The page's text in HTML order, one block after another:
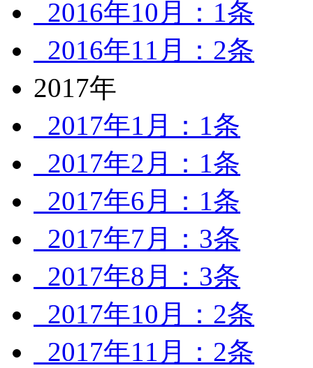
2016年10月：1条
2016年11月：2条
2017年
2017年1月：1条
2017年2月：1条
2017年6月：1条
2017年7月：3条
2017年8月：3条
2017年10月：2条
2017年11月：2条